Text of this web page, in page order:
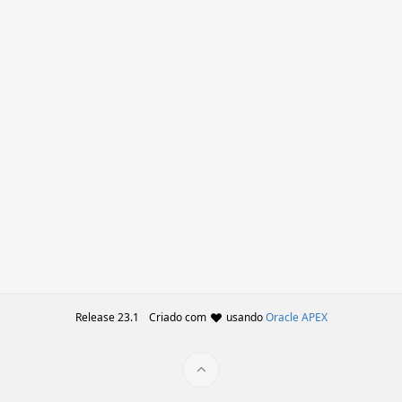
Release 23.1 Criado com usandoOracle APEX